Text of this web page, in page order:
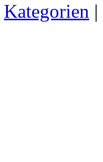
Kategorien |